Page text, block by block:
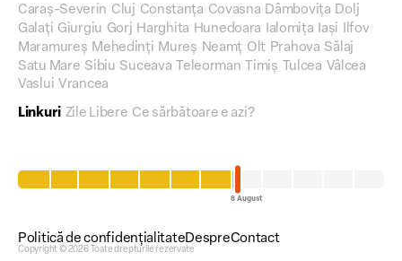
Caraș-Severin Cluj Constanța Covasna Dâmbovița Dolj
Galați Giurgiu Gorj Harghita Hunedoara Ialomița Iași
Ilfov
Maramureș Mehedinți Mureș Neamț Olt Prahova Sălaj
Satu Mare Sibiu Suceava Teleorman Timiș Tulcea Vâlcea
Vaslui Vrancea
Linkuri Zile Libere Ce sărbătoare e azi?
Politică de confidențialitateDespreContact
Copyright © 2026 Toate drepturile rezervate